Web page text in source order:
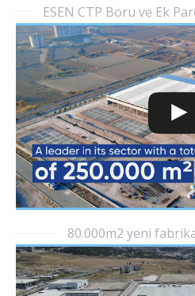
ESEN CTP Boru ve Ek
80.000m2 yeni fabrika